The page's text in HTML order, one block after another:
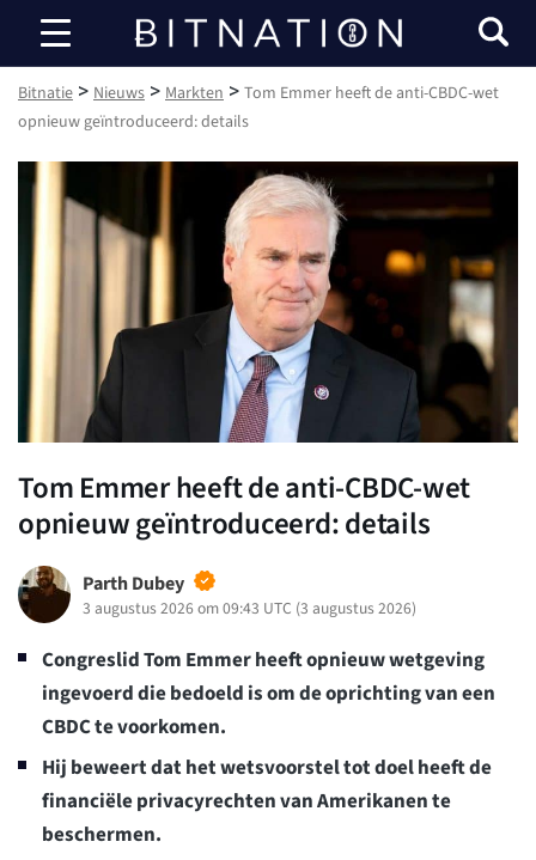
Bitnatie
Bitnatie > Nieuws > Markten > Tom Emmer heeft de anti-CBDC-wet
opnieuw geïntroduceerd: details
Tom Emmer heeft de anti-CBDC-wet
opnieuw geïntroduceerd: details
Parth Dubey
3 augustus 2026 om 09:43 UTC (3 augustus 2026)
Congreslid Tom Emmer heeft opnieuw wetgeving
ingevoerd die bedoeld is om de oprichting van een
CBDC te voorkomen.
Hij beweert dat het wetsvoorstel tot doel heeft de
financiële privacyrechten van Amerikanen te
beschermen.